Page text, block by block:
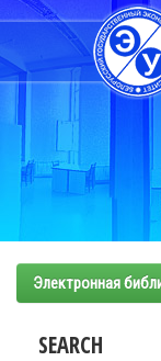
Skip
navigation
Электронная
SEARCH